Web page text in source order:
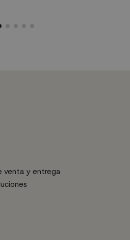
venta y entrega